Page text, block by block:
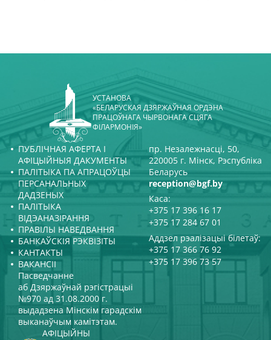
УСТАНОВА
«БЕЛАРУСКАЯ ДЗЯРЖАЎНАЯ ОРДЭНА
ПРАЦОЎНАГА ЧЫРВОНАГА СЦЯГА
ФІЛАРМОНІЯ»
ПУБЛІЧНАЯ АФЕРТА І
АФІЦЫЙНЫЯ ДАКУМЕНТЫ
ПАЛІТЫКА ПА АПРАЦОЎЦЫ
ПЕРСАНАЛЬНЫХ
ДАДЗЕНЫХ
ПАЛІТЫКА
ВІДЭАНАЗІРАННЯ
ПРАВІЛЫ НАВЕДВАННЯ
БАНКАЎСКІЯ РЭКВІЗІТЫ
КАНТАКТЫ
ВАКАНСІІ
пр. Незалежнасці, 50,
220005 г. Мінск, Рэспубліка
Беларусь
reception@bgf.by
Каса:
+375 17 396 16 17
+375 17 284 67 01
Аддзел рэалізацыі білетаў:
+375 17 366 76 92
+375 17 396 73 57
Пасведчанне
аб Дзяржаўнай рэгістрацыі
№970 ад 31.08.2000 г.
выдадзена Мінскім гарадскім
выканаўчым камітэтам.
АФІЦЫЙНЫ